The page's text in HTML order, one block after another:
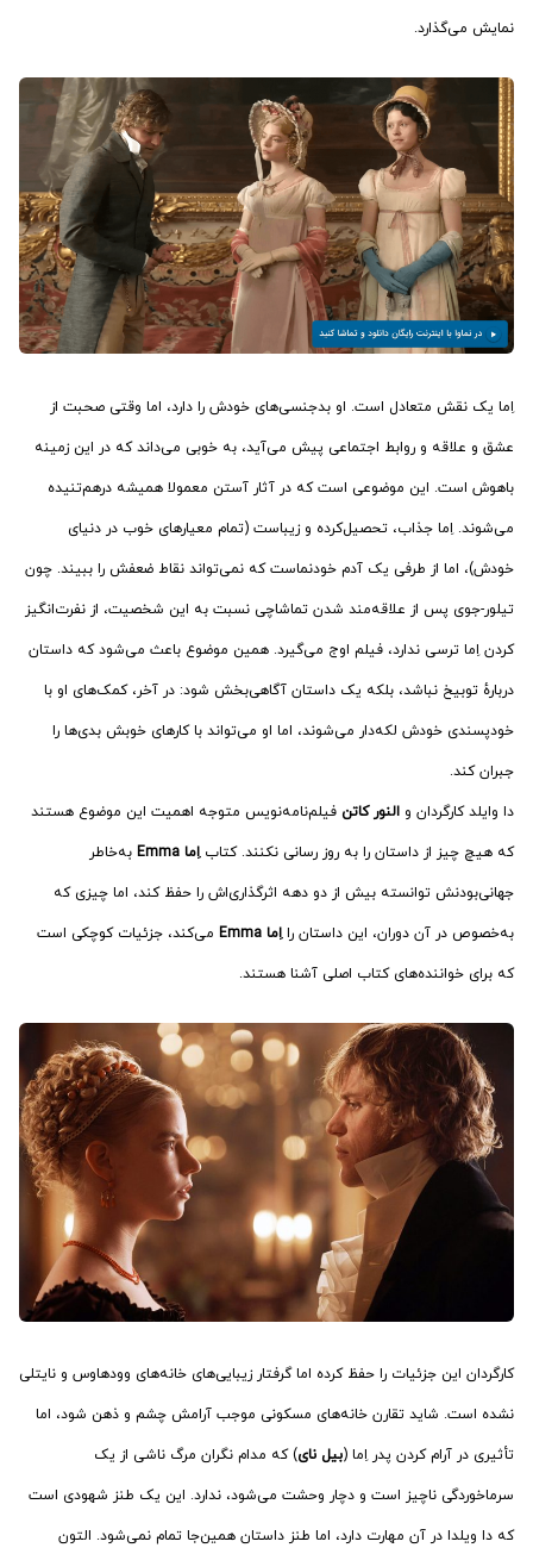
نمایش می‌گذارد.
اِما یک نقش متعادل است. او بدجنسی‌های خودش را دارد، اما وقتی صحبت از
عشق و علاقه و روابط اجتماعی پیش می‌آید، به خوبی می‌داند که در این زمینه
باهوش است. این موضوعی است که در آثار آستن معمولا همیشه درهم‌تنیده
می‌شوند. اِما جذاب، تحصیل‌کرده و زیباست (تمام معیارهای خوب در دنیای
خودش)، اما از طرفی یک آدم خودنماست که نمی‌تواند نقاط ضعفش را ببیند. چون
تیلور-جوی پس از علاقه‌مند شدن تماشاچی نسبت به این شخصیت، از نفرت‌انگیز
کردن اِما ترسی ندارد، فیلم اوج می‌گیرد. همین موضوع باعث می‌شود که داستان
دربارهٔ توبیخ نباشد، بلکه یک داستان آگاهی‌بخش شود: در آخر، کمک‌های او با
خودپسندی خودش لکه‌دار می‌شوند، اما او می‌تواند با کارهای خوبش بدی‌ها را
جبران کند.
دا وایلد کارگردان و النور کاتن فیلم‌نامه‌نویس متوجه اهمیت این موضوع هستند
که هیچ چیز از داستان را به روز رسانی نکنند. کتاب اِما Emma به‌خاطر
جهانی‌بودنش توانسته بیش از دو دهه اثرگذاری‌اش را حفظ کند، اما چیزی که
به‌خصوص در آن دوران، این داستان رااِما Emma می‌کند، جزئیات کوچکی است
که برای خواننده‌های کتاب اصلی آشنا هستند.
کارگردان این جزئیات را حفظ کرده اما گرفتار زیبایی‌های خانه‌های وودهاوس و نایتلی
نشده است. شاید تقارن خانه‌های مسکونی موجب آرامش چشم و ذهن شود، اما
تأثیری در آرام کردن پدر اِما (بیل نای) که مدام نگران مرگ ناشی از یک
سرماخوردگی ناچیز است و دچار وحشت می‌شود، ندارد. این یک طنز شهودی است
که دا ویلدا در آن مهارت دارد، اما طنز داستان همین‌جا تمام نمی‌شود. التون